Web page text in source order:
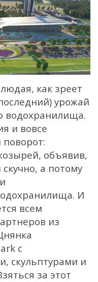
как зреет
урожай
водохранилища.
и вовсе
объявив,
а потому
И
всем
из
с
скульптурами и
за этот